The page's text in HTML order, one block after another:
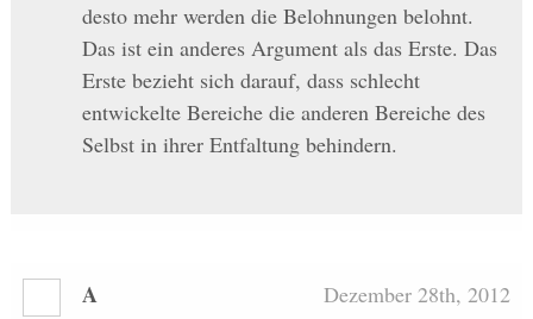
desto mehr werden die Belohnungen belohnt.
Das ist ein anderes Argument als das Erste. Das
Erste bezieht sich darauf, dass schlecht
entwickelte Bereiche die anderen Bereiche des
Selbst in ihrer Entfaltung behindern.
A Dezember 28th, 2012